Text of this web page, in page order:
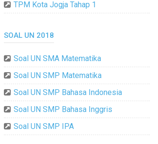
TPM Kota Jogja Tahap 1
SOAL UN 2018
Soal UN SMA Matematika
Soal UN SMP Matematika
Soal UN SMP Bahasa Indonesia
Soal UN SMP Bahasa Inggris
Soal UN SMP IPA